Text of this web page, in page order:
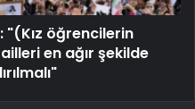
"(Kız öğrencilerin
en ağır şekilde